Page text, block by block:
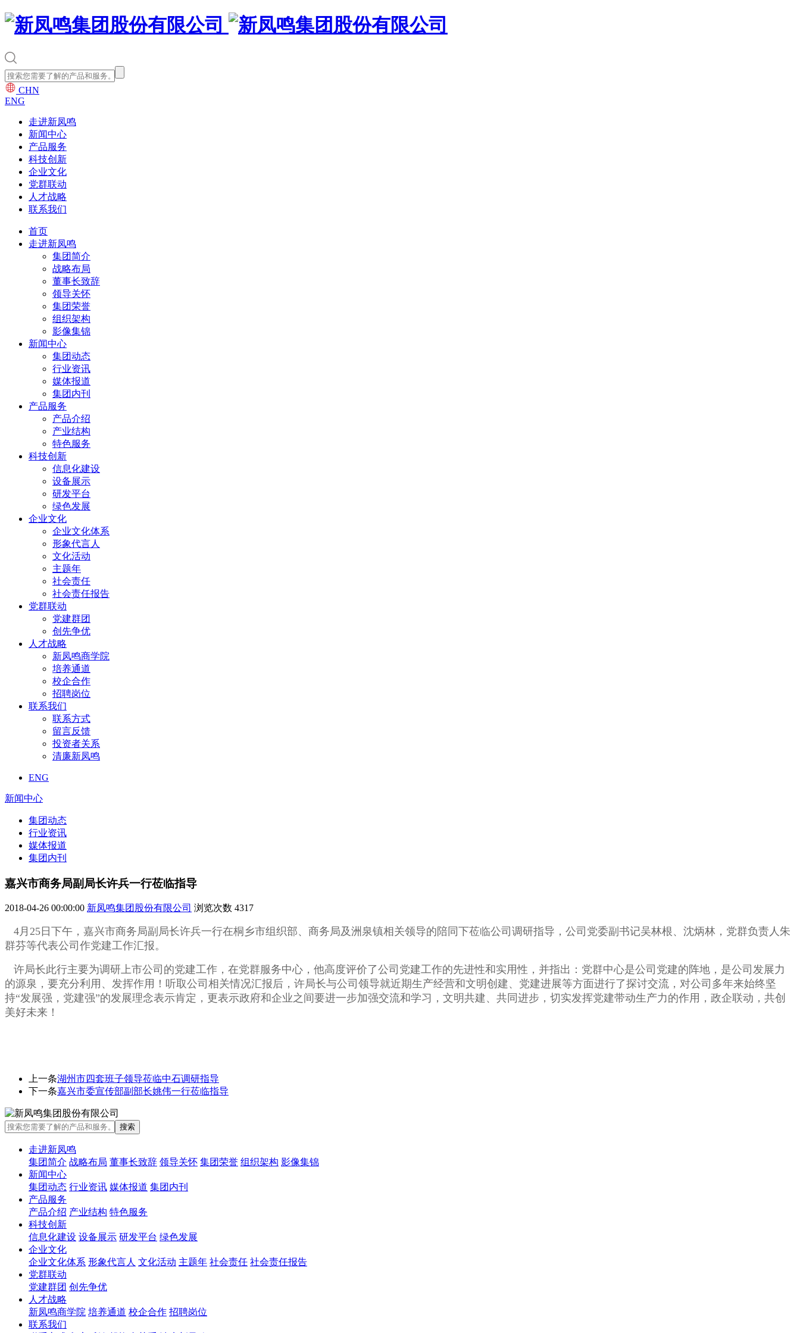
CHN
ENG
走进新凤鸣
新闻中心
产品服务
科技创新
企业文化
党群联动
人才战略
联系我们
首页
走进新凤鸣
集团简介
战略布局
董事长致辞
领导关怀
集团荣誉
组织架构
影像集锦
新闻中心
集团动态
行业资讯
媒体报道
集团内刊
产品服务
产品介绍
产业结构
特色服务
科技创新
信息化建设
设备展示
研发平台
绿色发展
企业文化
企业文化体系
形象代言人
文化活动
主题年
社会责任
社会责任报告
党群联动
党建群团
创先争优
人才战略
新凤鸣商学院
培养通道
校企合作
招聘岗位
联系我们
联系方式
留言反馈
投资者关系
清廉新凤鸣
ENG
新闻中心
集团动态
行业资讯
媒体报道
集团内刊
嘉兴市商务局副局长许兵一行莅临指导
2018-04-26 00:00:00 新凤鸣集团股份有限公司 浏览次数 4317
4月25日下午，嘉兴市商务局副局长许兵一行在桐乡市组织部、商务局及洲泉镇相关领导的陪同下莅临公司调研指导，公司党委副书记吴林根、沈炳林，党群负责人朱
群芬等代表公司作党建工作汇报。
许局长此行主要为调研上市公司的党建工作，在党群服务中心，他高度评价了公司党建工作的先进性和实用性，并指出：党群中心是公司党建的阵地，是公司发展力
的源泉，要充分利用、发挥作用！听取公司相关情况汇报后，许局长与公司领导就近期生产经营和文明创建、党建进展等方面进行了探讨交流，对公司多年来始终坚
持“发展强，党建强”的发展理念表示肯定，更表示政府和企业之间要进一步加强交流和学习， 文明共建、 共同进步 ，切实发挥党建带动生产力的作用，政企联动，共创
美好未来！
上一条湖州市四套班子领导莅临中石调研指导
下一条嘉兴市委宣传部副部长姚伟一行莅临指导
走进新凤鸣
集团简介 战略布局 董事长致辞 领导关怀 集团荣誉 组织架构 影像集锦
新闻中心
集团动态 行业资讯 媒体报道 集团内刊
产品服务
产品介绍 产业结构 特色服务
科技创新
信息化建设 设备展示 研发平台 绿色发展
企业文化
企业文化体系 形象代言人 文化活动 主题年 社会责任 社会责任报告
党群联动
党建群团 创先争优
人才战略
新凤鸣商学院 培养通道 校企合作 招聘岗位
联系我们